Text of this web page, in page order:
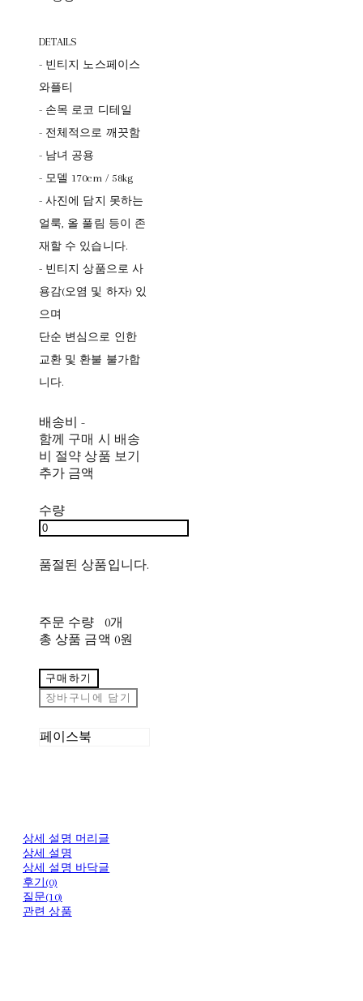
DETAILS
- 빈티지 노스페이스
와플티
- 손목 로코 디테일
- 전체적으로 깨끗함
- 남녀 공용
- 모델 170cm / 58kg
- 사진에 담지 못하는
얼룩, 올 풀림 등이 존
재할 수 있습니다.
- 빈티지 상품으로 사
용감(오염 및 하자) 있
으며
단순 변심으로 인한
교환 및 환불 불가합
니다.
배송비-
함께 구매 시 배송
비 절약 상품 보기
추가 금액
수량
품절된 상품입니다.
주문 수량
0개
총 상품 금액 0원
구매하기
장바구니에 담기
페이스북
상세 설명 머리글
상세 설명
상세 설명 바닥글
후기(0)
질문(10)
관련 상품